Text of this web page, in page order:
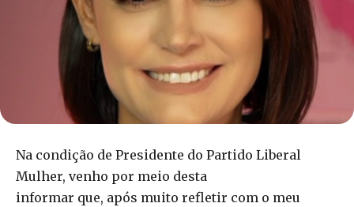
Na condição de Presidente do Partido Liberal
Mulher, venho por meio desta
informar que, após muito refletir com o meu